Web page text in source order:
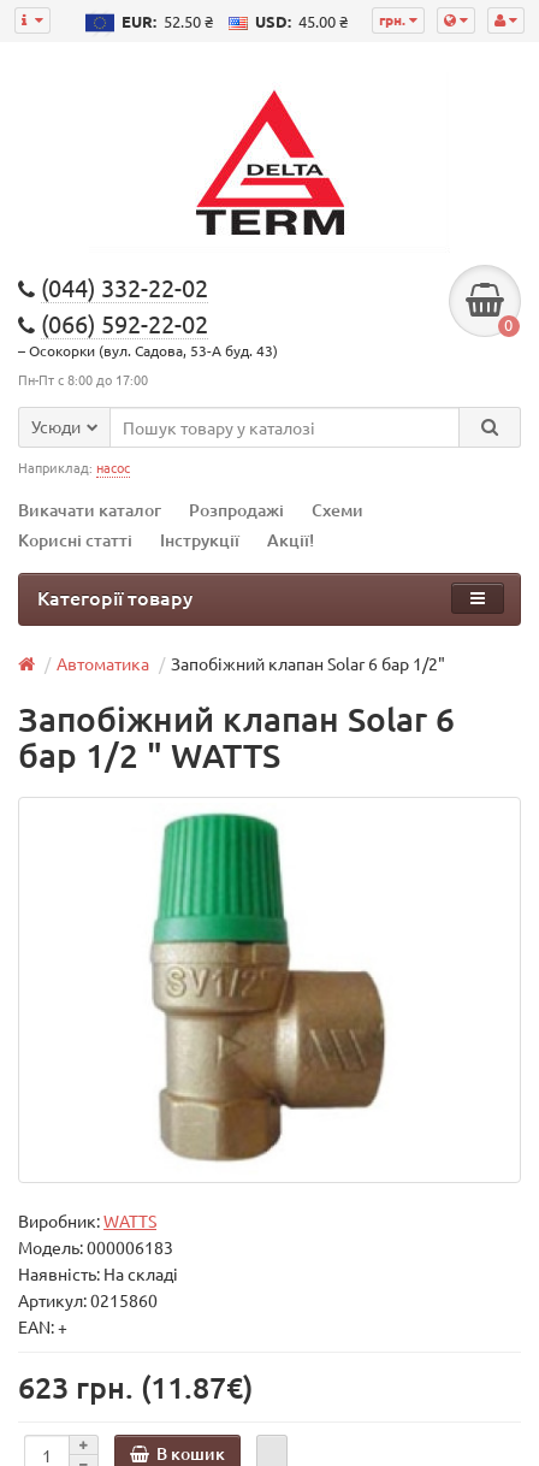
грн.
EUR: 52.50 ₴ USD: 45.00 ₴
(044) 332-22-02
(066) 592-22-02
– Осокорки (вул. Садова, 53-А буд. 43)
Пн-Пт с 8:00 до 17:00
0
Усюди
Наприклад: насос
Викачати каталог Розпродажі
Схеми
Корисні статті
Інструкції Акції!
Категорії товару
Автоматика Запобіжний клапан Solar 6 бар 1/2"
Запобіжний клапан Solar 6
бар 1/2 " WATTS
Виробник:WATTS
Модель:000006183
Наявність: На складі
Артикул: 0215860
EAN: +
623 грн. (11.87€)
В кошик